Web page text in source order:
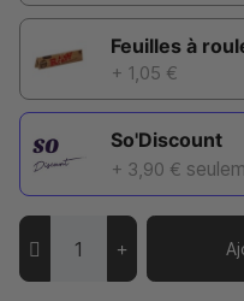
Feuilles à
+ 1,05 €
So'Discount
+ 3,90 €